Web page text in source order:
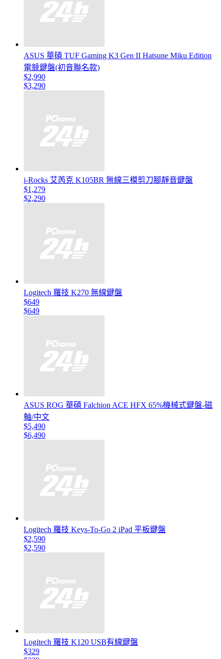
ASUS 華碩 TUF Gaming K3 Gen II Hatsune Miku Edition
電競鍵盤(初音聯名款)
$2,990
$3,290
i-Rocks 艾芮克 K105BR 無線三模剪刀腳靜音鍵盤
$1,279
$2,290
Logitech 羅技 K270 無線鍵盤
$649
$649
ASUS ROG 華碩 Falchion ACE HFX 65%機械式鍵盤-磁
軸/中文
$5,490
$6,490
Logitech 羅技 Keys-To-Go 2 iPad 平板鍵盤
$2,590
$2,590
Logitech 羅技 K120 USB有線鍵盤
$329